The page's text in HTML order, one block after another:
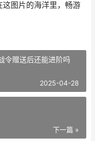
图片的海洋里，畅游
令赠送后还能进阶吗
2025-04-28
下一篇 »